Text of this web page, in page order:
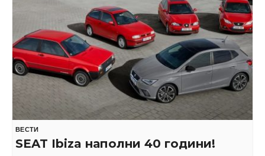
ВЕСТИ
SEAT Ibiza наполни 40 години!